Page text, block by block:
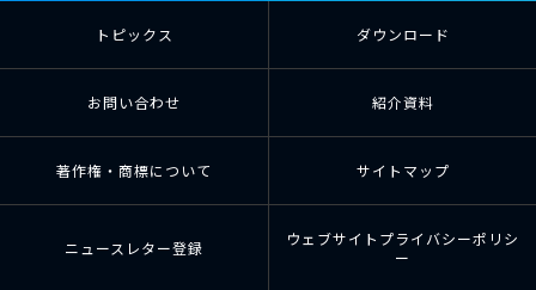
トピックス ダウンロード
お問い合わせ 紹介資料
著作権・商標について サイトマップ
ニュースレター登録
ウェブサイトプライバシーポリシ
ー